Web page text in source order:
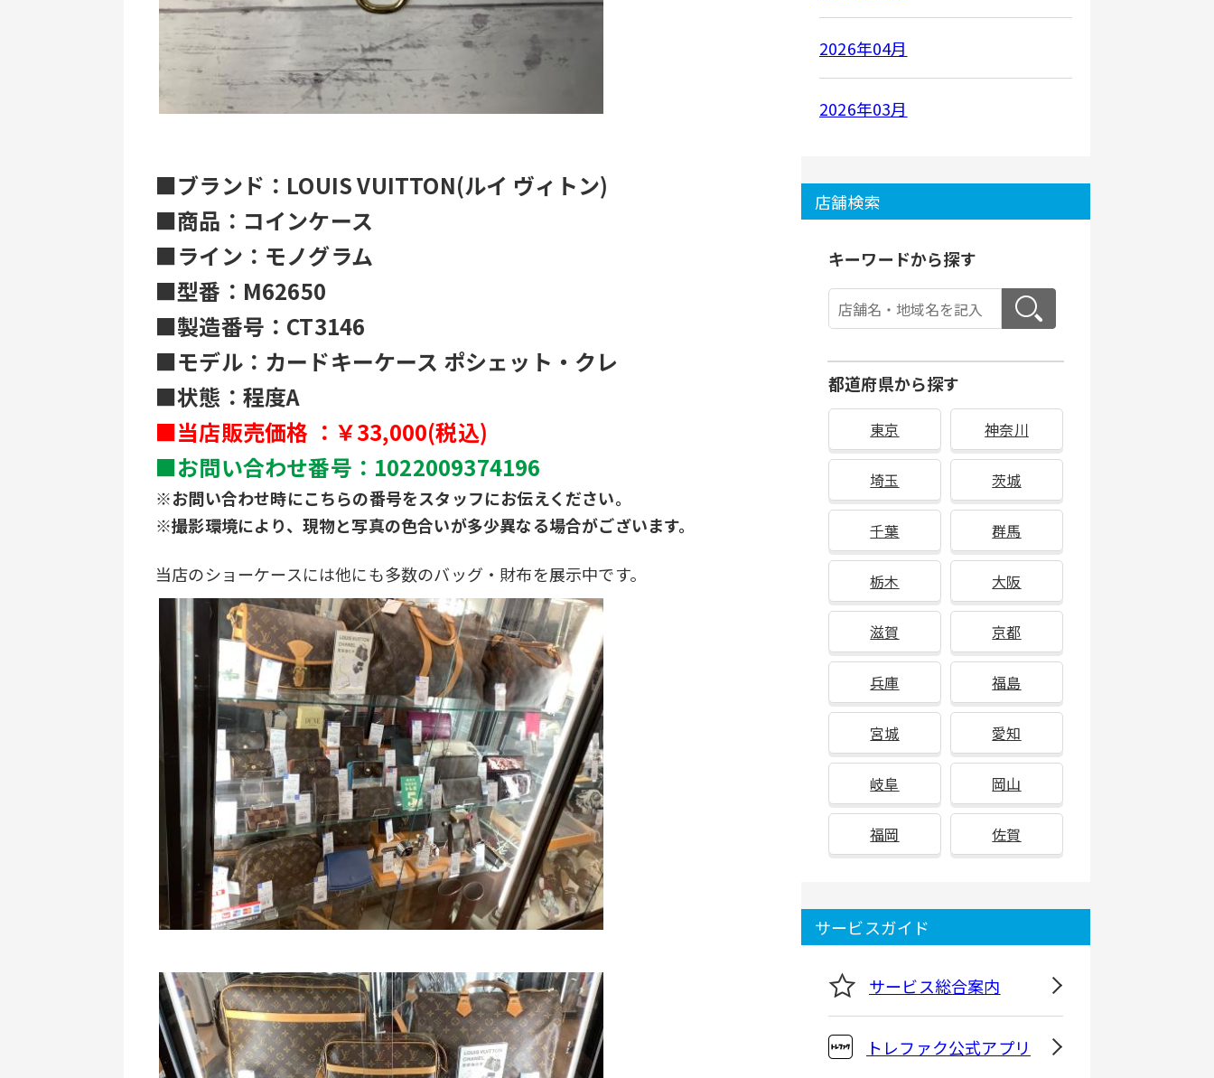
■ブランド：LOUIS VUITTON(ルイ ヴィトン)
■商品：コインケース
■ライン：モノグラム
■型番：M62650
■製造番号：CT3146
■モデル：カードキーケース ポシェット・クレ
■状態：程度A
■当店販売価格 ：￥33,000(税込)
■お問い合わせ番号：1022009374196
※お問い合わせ時にこちらの番号をスタッフにお伝えください。
※撮影環境により、現物と写真の色合いが多少異なる場合がございます。
当店のショーケースには他にも多数のバッグ・財布を展示中です。
2026年04月
2026年03月
店舗検索
キーワードから探す
都道府県から探す
東京 神奈川
埼玉 茨城
千葉 群馬
栃木 大阪
滋賀 京都
兵庫 福島
宮城 愛知
岐阜 岡山
福岡 佐賀
サービスガイド
サービス総合案内
トレファク公式アプリ